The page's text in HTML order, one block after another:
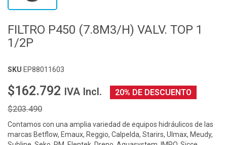
FILTRO P450 (7.8M3/H) VALV. TOP 1
1/2P
SKU EP88011603
$162.792 IVA Incl.
20% DE DESCUENTO
$203.490
Contamos con una amplia variedad de equipos hidráulicos de las
marcas Betflow, Emaux, Reggio, Calpelda, Starirs, Ulmax, Meudy,